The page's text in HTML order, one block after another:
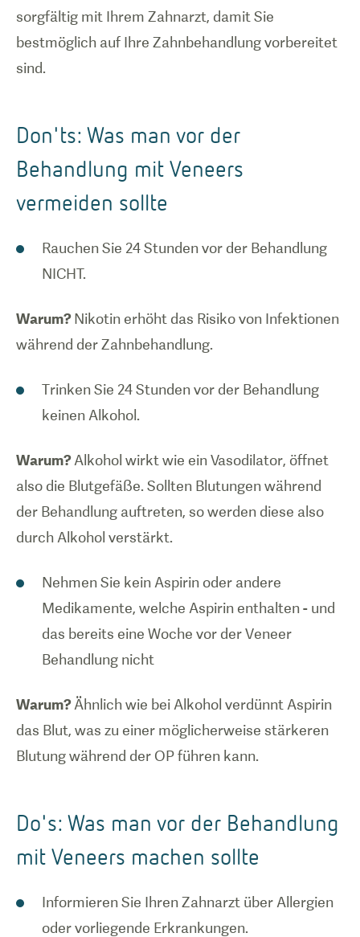
sorgfältig mit Ihrem Zahnarzt, damit Sie
bestmöglich auf Ihre Zahnbehandlung vorbereitet
sind.
Don'ts: Was man vor der
Behandlung mit Veneers
vermeiden sollte
Rauchen Sie 24 Stunden vor der Behandlung
NICHT.
Warum?Nikotin erhöht das Risiko von Infektionen
während der Zahnbehandlung.
Trinken Sie 24 Stunden vor der Behandlung
keinen Alkohol.
Warum?Alkohol wirkt wie ein Vasodilator, öffnet
also die Blutgefäße. Sollten Blutungen während
der Behandlung auftreten, so werden diese also
durch Alkohol verstärkt.
Nehmen Sie kein Aspirin oder andere
Medikamente, welche Aspirin enthalten - und
das bereits eine Woche vor der Veneer
Behandlung nicht
Warum?Ähnlich wie bei Alkohol verdünnt Aspirin
das Blut, was zu einer möglicherweise stärkeren
Blutung während der OP führen kann.
Do's: Was man vor der Behandlung
mit Veneers machen sollte
Informieren Sie Ihren Zahnarzt über Allergien
oder vorliegende Erkrankungen.